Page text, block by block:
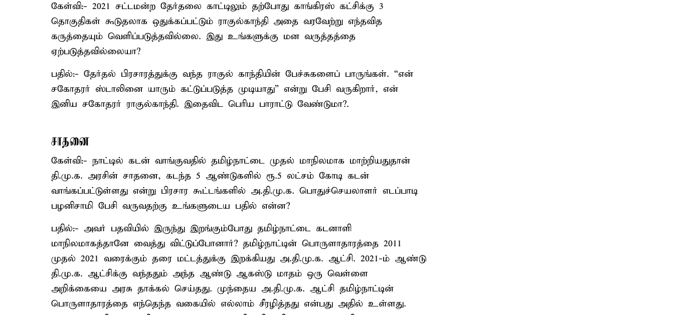
கேள்வி:- 2021 சட்டமன்ற தேர்தலை காட்டிலும் தற்போது காங்கிரஸ் கட்சிக்கு 3
தொகுதிகள் கூடுதலாக ஒதுக்கப்பட்டும் ராகுல்காந்தி அதை வரவேற்று எந்தவித
கருத்தையும் வெளிப்படுத்தவில்லை. இது உங்களுக்கு மன வருத்தத்தை
ஏற்படுத்தவில்லையா?
பதில்:- தேர்தல் பிரசாரத்துக்கு வந்த ராகுல் காந்தியின் பேச்சுகளைப் பாருங்கள். “என்
சகோதரர் ஸ்டாலினை யாரும் கட்டுப்படுத்த முடியாது” என்று பேசி வருகிறார், என்
இனிய சகோதரர் ராகுல்காந்தி. இதைவிட பெரிய பாராட்டு வேண்டுமா?.
சாதனை
கேள்வி:- நாட்டில் கடன் வாங்குவதில் தமிழ்நாட்டை முதல் மாநிலமாக மாற்றியதுதான்
தி.மு.க. அரசின் சாதனை, கடந்த 5 ஆண்டுகளில் ரூ.5 லட்சம் கோடி கடன்
வாங்கப்பட்டுள்ளது என்று பிரசார கூட்டங்களில் அ.தி.மு.க. பொதுச்செயலாளர் எடப்பாடி
பழனிசாமி பேசி வருவதற்கு உங்களுடைய பதில் என்ன?
பதில்:- அவர் பதவியில் இருந்து இறங்கும்போது தமிழ்நாட்டை கடனாளி
மாநிலமாகத்தானே வைத்து விட்டுப்போனார்? தமிழ்நாட்டின் பொருளாதாரத்தை 2011
முதல் 2021 வரைக்கும் தரை மட்டத்துக்கு இறக்கியது அ.தி.மு.க. ஆட்சி. 2021-ம் ஆண்டு
தி.மு.க. ஆட்சிக்கு வந்ததும் அந்த ஆண்டு ஆகஸ்டு மாதம் ஒரு வெள்ளை
அறிக்கையை அரசு தாக்கல் செய்தது. முந்தைய அ.தி.மு.க. ஆட்சி தமிழ்நாட்டின்
பொருளாதாரத்தை எந்தெந்த வகையில் எல்லாம் சீரழித்தது என்பது அதில் உள்ளது.